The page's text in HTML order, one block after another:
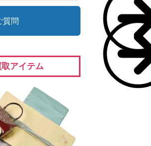
質問
取アイテム